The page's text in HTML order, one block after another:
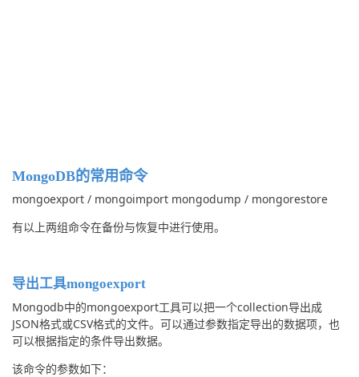
MongoDB的常用命令
mongoexport / mongoimport mongodump / mongorestore
有以上两组命令在备份与恢复中进行使用。
导出工具mongoexport
Mongodb中的mongoexport工具可以把一个collection导出成
JSON格式或CSV格式的文件。可以通过参数指定导出的数据项，也
可以根据指定的条件导出数据。
该命令的参数如下：